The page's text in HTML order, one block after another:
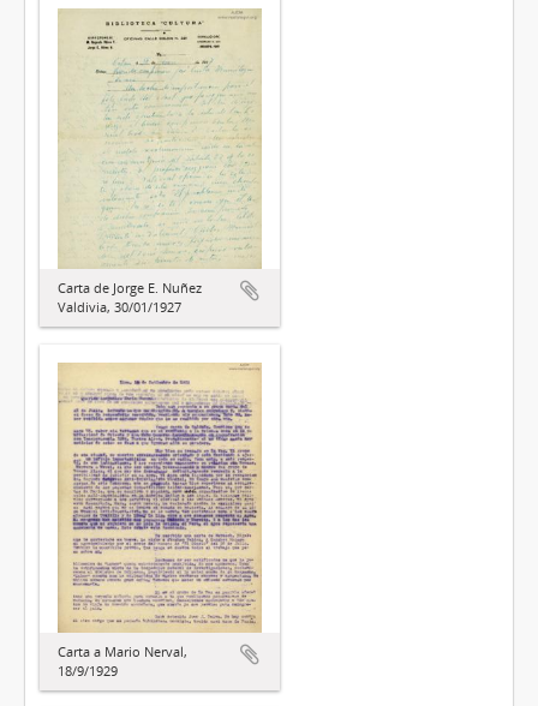
Carta de Jorge E. Nuñez
Valdivia, 30/01/1927
Carta a Mario Nerval,
18/9/1929